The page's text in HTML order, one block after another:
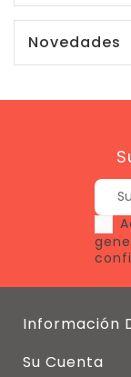
Novedades
Información
Su Cuenta